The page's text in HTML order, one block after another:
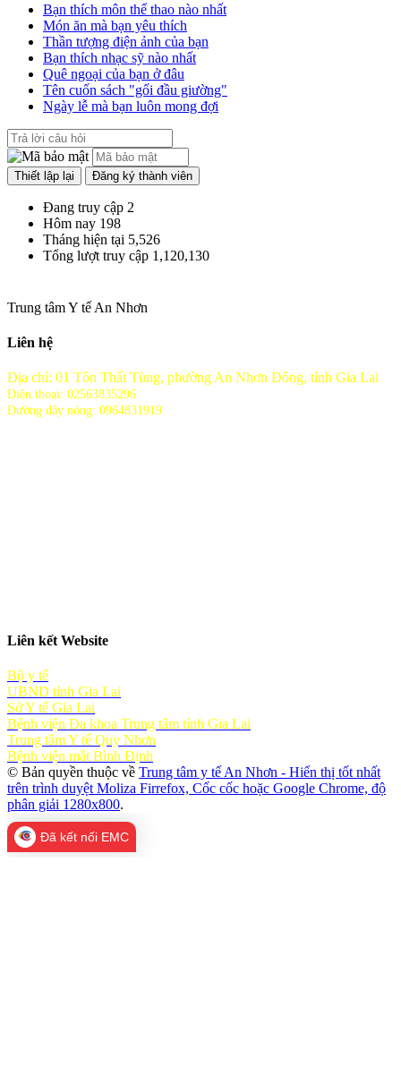
Bạn thích môn thể thao nào nhất
Món ăn mà bạn yêu thích
Thần tượng điện ảnh của bạn
Bạn thích nhạc sỹ nào nhất
Quê ngoại của bạn ở đâu
Tên cuốn sách "gối đầu giường"
Ngày lễ mà bạn luôn mong đợi
Đang truy cập 2
Hôm nay 198
Tháng hiện tại 5,526
Tổng lượt truy cập 1,120,130
Trung tâm Y tế An Nhơn
Liên hệ
Địa chỉ: 01 Tôn Thất Tùng, phường An Nhơn Đông, tỉnh Gia Lai
Điện thoại: 02563835296
Đường dây nóng: 0964831919
Liên kết Website
Bộ y tế
UBND tỉnh Gia Lai
Sở Y tế Gia Lai
Bệnh viện Đa khoa Trung tâm tỉnh Gia Lai
Trung tâm Y tế Quy Nhơn
Bệnh viện mắt Bình Định
© Bản quyền thuộc về Trung tâm y tế An Nhơn - Hiển thị tốt nhất
trên trình duyệt Moliza Firrefox, Cốc cốc hoặc Google Chrome, độ
phân giải 1280x800.
Đã kết nối EMC